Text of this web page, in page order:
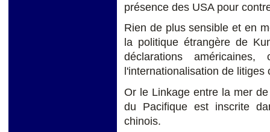
présence des USA pour
Rien de plus sensible et en
la politique étrangère de
déclarations
l'internationalisation de
Or le Linkage entre la mer
du Pacifique est inscrite
chinois.